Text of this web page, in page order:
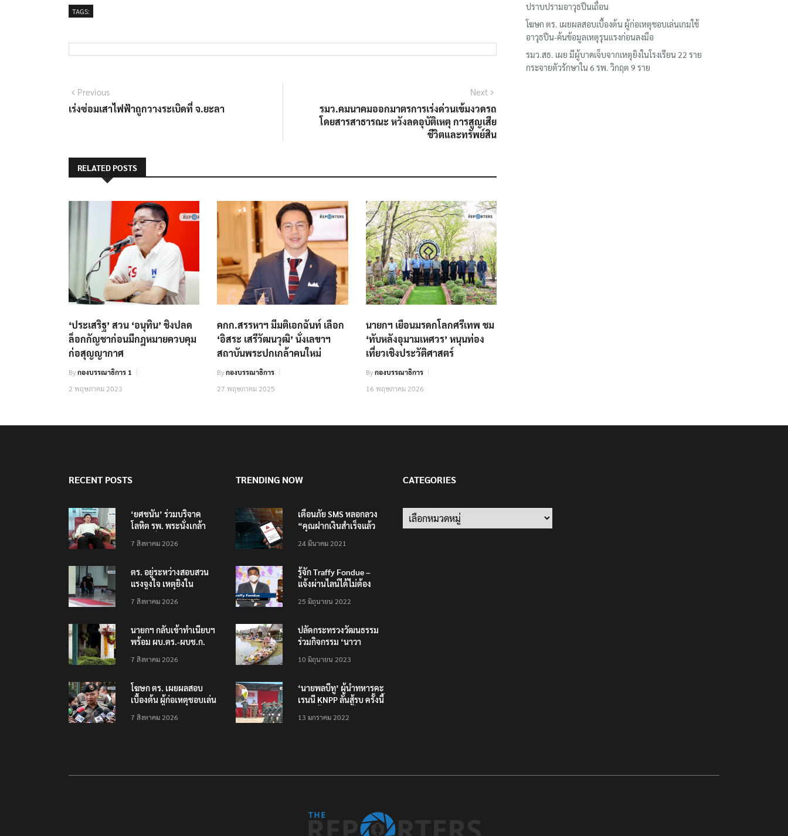
TAGS:
Previous
เร่งซ่อมเสาไฟฟ้าถูกวางระเบิดที่ จ.ยะลา
Next
รมว.คมนาคมออกมาตรการเร่งด่วนเข้มงวดรถ
โดยสารสาธารณะ หวังลดอุบัติเหตุ การสูญเสีย
ชีวิตและทรัพย์สิน
RELATED POSTS
‘ประเสริฐ’ สวน ‘อนุทิน’ ชิงปลด
ล็อกกัญชาก่อนมีกฎหมายควบคุม
ก่อสุญญากาศ
Byกองบรรณาธิการ 1
2 พฤษภาคม 2023
คกก.สรรหาฯ มีมติเอกฉันท์ เลือก
‘อิสระ เสรีวัฒนวุฒิ’ นั่งเลขาฯ
สถาบันพระปกเกล้าคนใหม่
Byกองบรรณาธิการ
27 พฤษภาคม 2025
นายกฯ เยือนมรดกโลกศรีเทพ ชม
‘ทับหลังอุมามเหศวร’ หนุนท่อง
เที่ยวเชิงประวัติศาสตร์
Byกองบรรณาธิการ
16 พฤษภาคม 2026
ปราบปรามอาวุธปืนเถื่อน
โฆษก ตร. เผยผลสอบเบื้องต้น ผู้ก่อเหตุชอบเล่นเกมใช้
อาวุธปืน-ค้นข้อมูลเหตุรุนแรงก่อนลงมือ
รมว.สธ. เผย มีผู้บาดเจ็บจากเหตุยิงในโรงเรียน 22 ราย
กระจายตัวรักษาใน 6 รพ. วิกฤต 9 ราย
RECENT POSTS
‘ยศชนัน’ ร่วมบริจาค
โลหิต รพ. พระนั่งเกล้า
เทพศิรินทร์ นนทบุรี
7 สิงหาคม 2026
ตร. อยู่ระหว่างสอบสวน
แรงจูงใจ เหตุยิงใน
นนทบุรี พบเด็กก่อเหตุ
7 สิงหาคม 2026
นายกฯ กลับเข้าทำเนียบฯ
พร้อม ผบ.ตร.-ผบช.ก.
ปืนเถื่อน
7 สิงหาคม 2026
โฆษก ตร. เผยผลสอบ
เบื้องต้น ผู้ก่อเหตุชอบเล่น
เหตุรุนแรงก่อนลงมือ
7 สิงหาคม 2026
TRENDING NOW
เตือนภัย SMS หลอกลวง
“คุณฝากเงินสำเร็จแล้ว
200,000 บาท”
24 มีนาคม 2021
รู้จัก Traffy Fondue –
แจ้งผ่านไลน์ได้ไม่ต้อง
ทั่วไทย ไม่ใช่แค่ในกรุง
25 มิถุนายน 2022
ปลัดกระทรวงวัฒนธรรม
ร่วมกิจกรรม ‘นาวา
ตักบาตรทางน้ำ
10 มิถุนายน 2023
‘นายพลบีทู’ ผู้นำทหารคะ
เรนนี KNPP ลั่นสู้รบ ครั้งนี้
ประชาชนต้องชนะ
13 มกราคม 2022
CATEGORIES